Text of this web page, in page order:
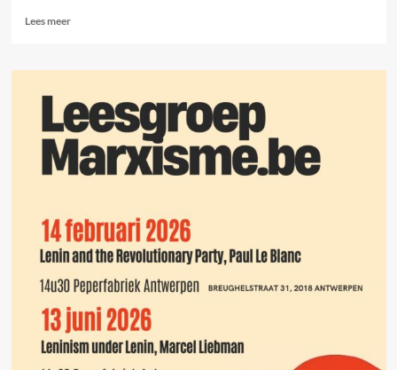
Lees meerLees
Geschiedenis.
tussen
imperialisme,
revolutie
en
zelfbeschikking